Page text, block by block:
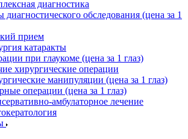
диагностика
обследования (цена за 1
прием
катаракты
при глаукоме (цена за 1 глаз)
хирургические операции
манипуляции (цена за 1 глаз)
операции (цена за 1 глаз)
амбулаторное лечение